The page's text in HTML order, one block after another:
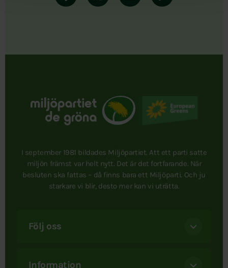
I september 1981 bildades Miljöpartiet. Att ett parti satte
miljön främst var helt nytt. Det är det fortfarande. När
besluten ska fattas – då finns bara ett Miljöparti. Och ju
starkare vi blir, desto mer kan vi uträtta.
Följ oss
Information